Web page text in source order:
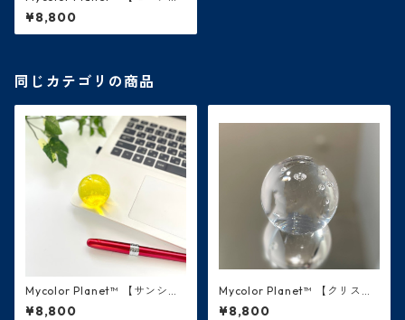
紫】天王星
¥8,800
同じカテゴリの商品
Mycolor Planet™ 【サンシャ
イン・黄色】太陽
¥8,800
Mycolor Planet™ 【クリスタ
ル・白】 月
¥8,800